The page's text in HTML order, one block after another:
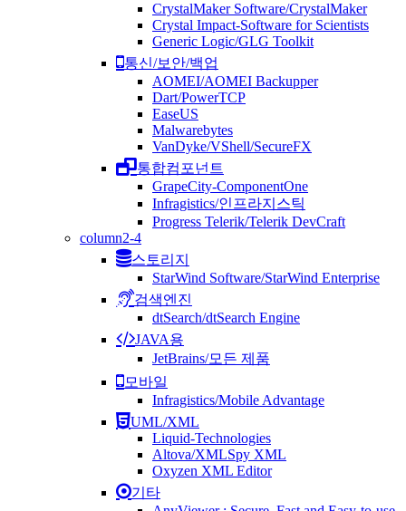
CrystalMaker Software/CrystalMaker
Crystal Impact-Software for Scientists
Generic Logic/GLG Toolkit
통신/보안/백업
AOMEI/AOMEI Backupper
Dart/PowerTCP
EaseUS
Malwarebytes
VanDyke/VShell/SecureFX
통합컴포넌트
GrapeCity-ComponentOne
Infragistics/인프라지스틱
Progress Telerik/Telerik DevCraft
column2-4
스토리지
StarWind Software/StarWind Enterprise
검색엔진
dtSearch/dtSearch Engine
JAVA용
JetBrains/모든 제품
모바일
Infragistics/Mobile Advantage
UML/XML
Liquid-Technologies
Altova/XMLSpy XML
Oxyzen XML Editor
기타